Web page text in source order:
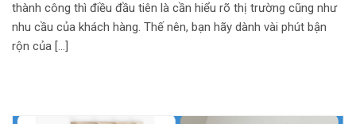
thành công thì điều đầu tiên là cần hiểu rõ thị trường cũng như
nhu cầu của khách hàng. Thế nên, bạn hãy dành vài phút bận
rộn của […]